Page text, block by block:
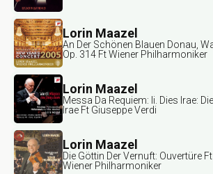
Lorin Maazel
An Der Schönen Blauen Donau,
Op. 314 Ft Wiener Philharmoniker
Lorin Maazel
Messa Da Requiem: Ii. Dies Irae:
Irae Ft Giuseppe Verdi
Lorin Maazel
Die Göttin Der Vernuft: Ouvertüre Ft
Wiener Philharmoniker